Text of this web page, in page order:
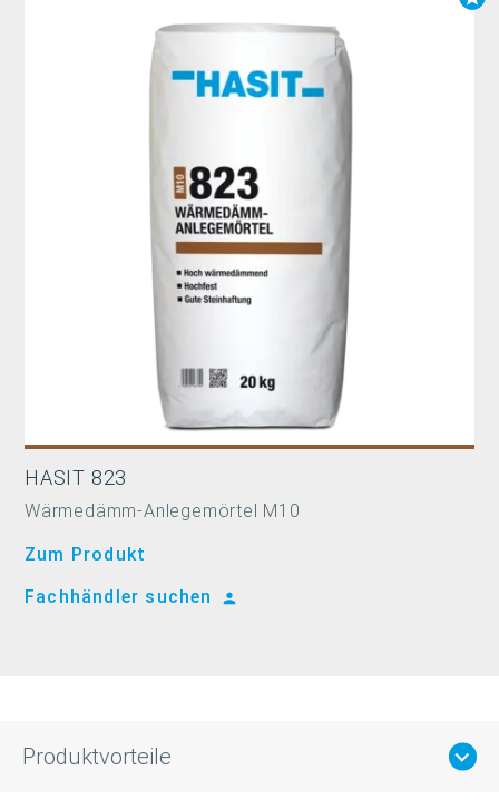
HASIT 823
Wärmedämm-Anlegemörtel M10
Zum Produkt
Fachhändler suchen
Produktvorteile